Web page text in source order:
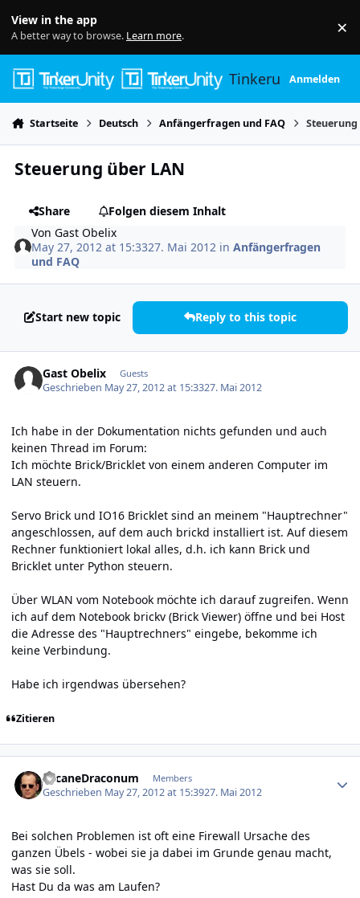
View in the app
A better way to browse. Learn more. ×
TinkerunityAnmelden
Startseite Deutsch Anfängerfragen und FAQ
Steuerung über LAN
Share
Folgen diesem Inhalt
VonGast Obelix
May 27, 2012 at 15:3327. Mai 2012 inAnfängerfragen
und FAQ
Start new topic Reply to this topic
Gast Obelix Guests
Geschrieben May 27, 2012 at 15:3327. Mai 2012
Ich habe in der Dokumentation nichts gefunden und auch
keinen Thread im Forum:
Ich möchte Brick/Bricklet von einem anderen Computer im
LAN steuern.
Servo Brick und IO16 Bricklet sind an meinem "Hauptrechner"
angeschlossen, auf dem auch brickd installiert ist. Auf diesem
Rechner funktioniert lokal alles, d.h. ich kann Brick und
Bricklet unter Python steuern.
Über WLAN vom Notebook möchte ich darauf zugreifen. Wenn
ich auf dem Notebook brickv (Brick Viewer) öffne und bei Host
die Adresse des "Hauptrechners" eingebe, bekomme ich
keine Verbindung.
Habe ich irgendwas übersehen?
Zitieren
ArcaneDraconum Members
Geschrieben May 27, 2012 at 15:3927. Mai 2012
Bei solchen Problemen ist oft eine Firewall Ursache des
ganzen Übels - wobei sie ja dabei im Grunde genau macht,
was sie soll.
Hast Du da was am Laufen?